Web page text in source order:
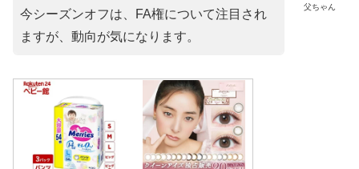
父ちゃん
今シーズンオフは、FA権について注目され
ますが、動向が気になります。